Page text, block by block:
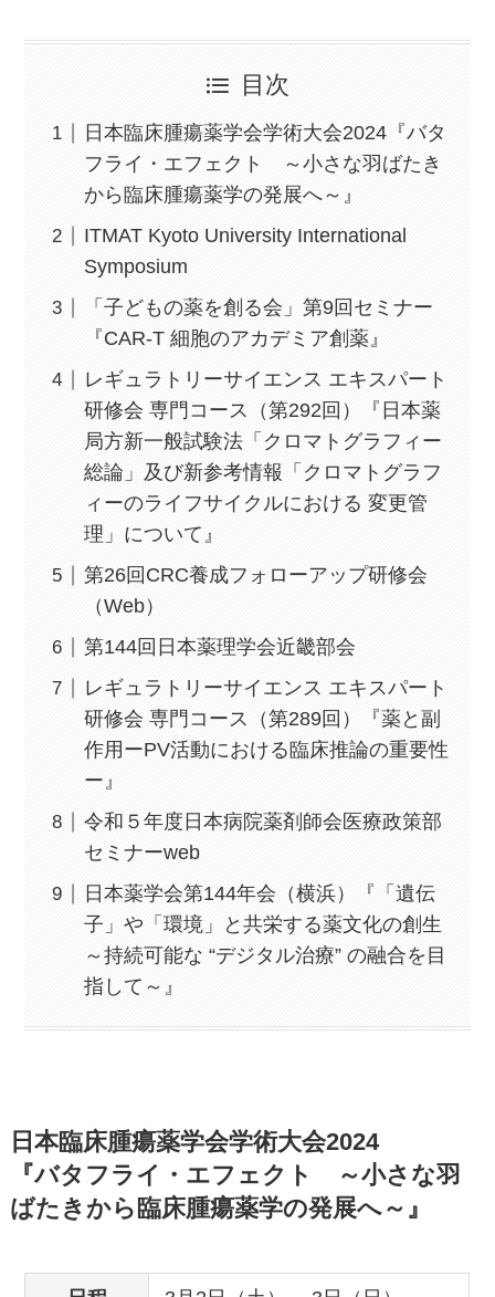
目次
日本臨床腫瘍薬学会学術大会2024『バタ
フライ・エフェクト ～小さな羽ばたき
から臨床腫瘍薬学の発展へ～』
ITMAT Kyoto University International
Symposium
「子どもの薬を創る会」第9回セミナー
『CAR-T 細胞のアカデミア創薬』
レギュラトリーサイエンス エキスパート
研修会 専門コース（第292回）『日本薬
局方新一般試験法「クロマトグラフィー
総論」及び新参考情報「クロマトグラフ
ィーのライフサイクルにおける 変更管
理」について』
第26回CRC養成フォローアップ研修会
（Web）
第144回日本薬理学会近畿部会
レギュラトリーサイエンス エキスパート
研修会 専門コース（第289回）『薬と副
作用ーPV活動における臨床推論の重要性
ー』
令和５年度日本病院薬剤師会医療政策部
セミナーweb
日本薬学会第144年会（横浜）『「遺伝
子」や「環境」と共栄する薬文化の創生
～持続可能な “デジタル治療” の融合を目
指して～』
日本臨床腫瘍薬学会学術大会2024
『バタフライ・エフェクト ～小さな羽
ばたきから臨床腫瘍薬学の発展へ～』